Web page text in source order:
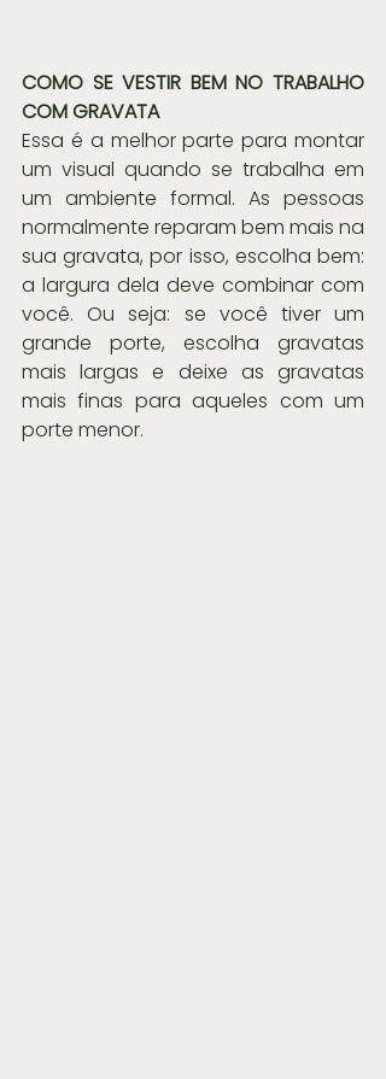
COMO SE VESTIR BEM NO TRABALHO
COM GRAVATA
Essa é a melhor parte para montar
um visual quando se trabalha em
um ambiente formal. As pessoas
normalmente reparam bem mais na
sua gravata, por isso, escolha bem:
a largura dela deve combinar com
você. Ou seja: se você tiver um
grande porte, escolha gravatas
mais largas e deixe as gravatas
mais finas para aqueles com um
porte menor.